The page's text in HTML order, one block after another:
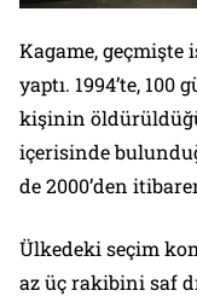
Kagame, geçmişte
yaptı. 1994’te,
kişinin
içerisinde
de 2000’den
Ülkedeki seçim
az üç rakibini saf